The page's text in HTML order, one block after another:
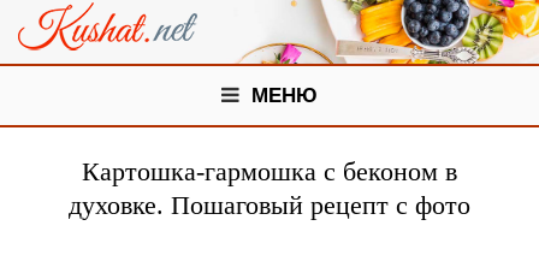
МЕНЮ
Картошка-гармошка с беконом в
духовке. Пошаговый рецепт с фото